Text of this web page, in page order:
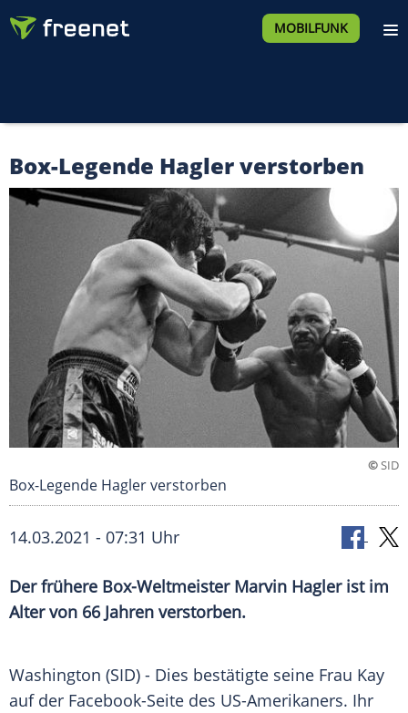
MOBILFUNK
Box-Legende Hagler verstorben
©SID
Box-Legende Hagler verstorben
14.03.2021 - 07:31 Uhr
Der frühere Box-Weltmeister Marvin Haglerist im
Alter von 66 Jahren verstorben.
Washington (SID) - Dies bestätigte seine Frau Kay
auf der Facebook-Seite des US-Amerikaners. Ihr